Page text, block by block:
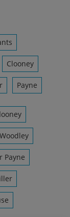
Clooney
Payne
Payne